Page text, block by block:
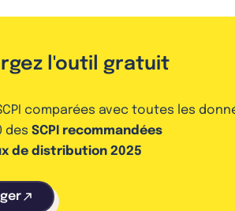
l'outil gratuit
comparées avec toutes les
des SCPI recommandées
de distribution 2025